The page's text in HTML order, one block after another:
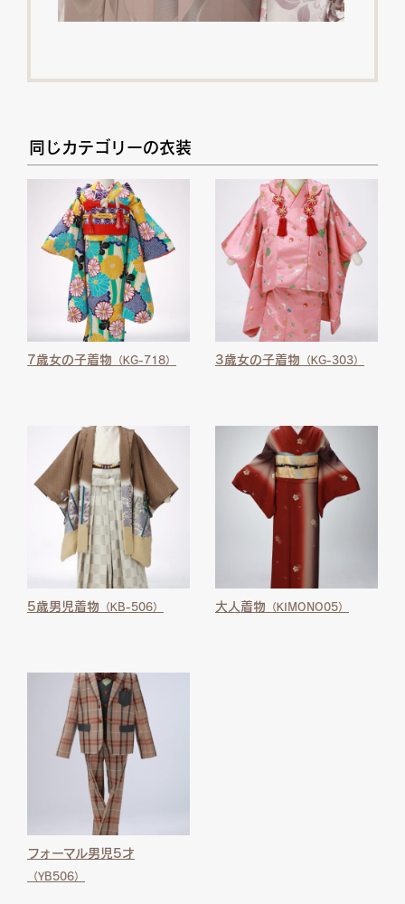
同じカテゴリーの衣装
7歳女の子着物 （KG-718） 3歳女の子着物 （KG-303）
5歳男児着物 （KB-506） 大人着物 （KIMONO05）
フォーマル男児5才
（YB506）